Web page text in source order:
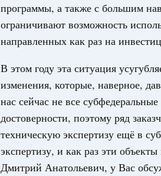
программы, а также с большим
ограничивают возможность
направленных как раз на
В этом году эта ситуация
изменения, которые, наверное,
нас сейчас не все
достоверности, поэтому ряд
техническую экспертизу ещё в
экспертизу, и как раз эти
Дмитрий Анатольевич, у Вас